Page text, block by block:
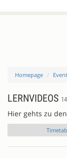
Homepage
LERNVIDEOS
Hier gehts zu